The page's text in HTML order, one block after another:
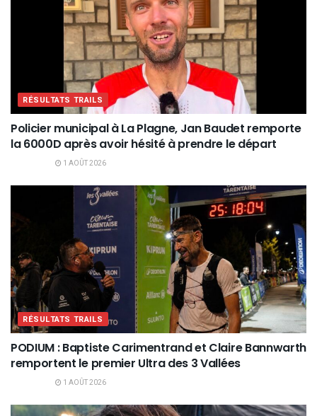
RÉSULTATS TRAILS
Policier municipal à La Plagne, Jan Baudet remporte
la 6000D après avoir hésité à prendre le départ
1 AOÛT 2026
RÉSULTATS TRAILS
PODIUM : Baptiste Carimentrand et Claire Bannwarth
remportent le premier Ultra des 3 Vallées
1 AOÛT 2026